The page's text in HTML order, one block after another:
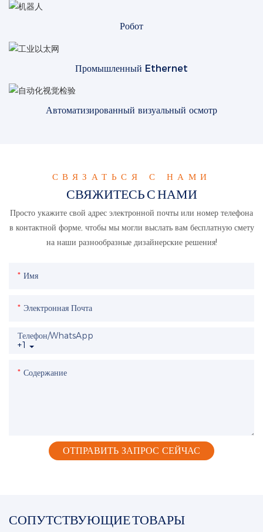
Робот
Промышленный Ethernet
Автоматизированный визуальный осмотр
СВЯЗАТЬСЯ С НАМИ
СВЯЖИТЕСЬ С НАМИ
Просто укажите свой адрес электронной почты или номер телефона
в контактной форме, чтобы мы могли выслать вам бесплатную смету
на наши разнообразные дизайнерские решения!
Имя
Электронная Почта
+1
Телефон/WhatsApp
Содержание
ОТПРАВИТЬ ЗАПРОС СЕЙЧАС
СОПУТСТВУЮЩИЕ ТОВАРЫ